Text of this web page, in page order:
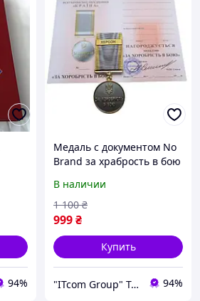
94%
Медаль с документом No
Brand за храбрость в бою
(hub_9srzbe)
В наличии
999₴
1 100 ₴
Купить
"ITcom Group" Technology Distribution 94%